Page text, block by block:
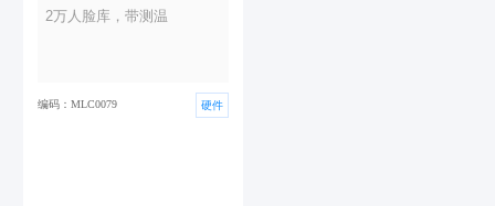
2万人脸库，带测温
编码：MLC0079 硬件